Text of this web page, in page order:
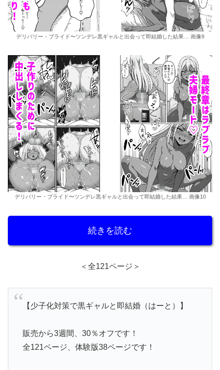
デリバリー・ブライド〜ツンデレ黒ギャルと出会って即結婚した結果… 画像9
デリバリー・ブライド〜ツンデレ黒ギャルと出会って即結婚した結果… 画像10
続きを読む
＜全121ページ＞
【少子化対策で黒ギャルと即結婚（はーと）】
販売から3週間、30％オフです！
全121ページ、体験版38ページです！